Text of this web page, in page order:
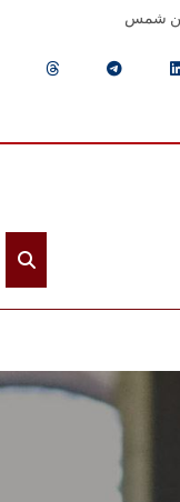
شمس
الرئيسيـة